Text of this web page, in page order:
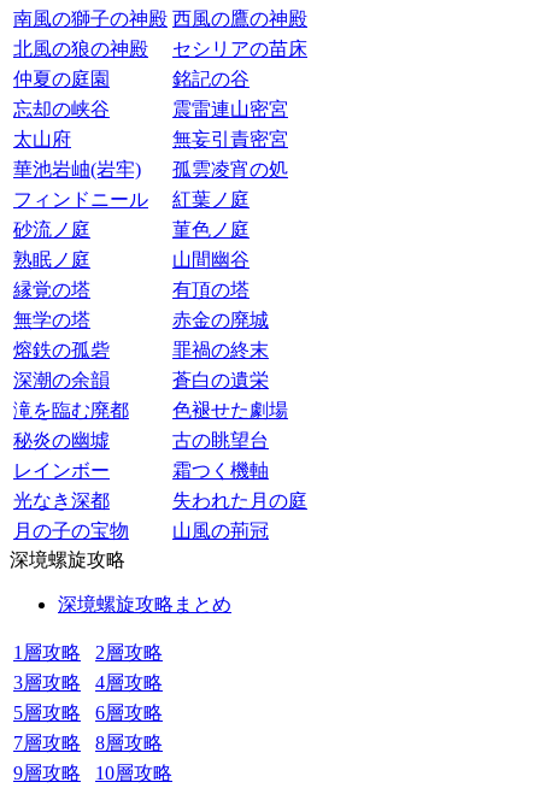
南風の獅子の神殿 西風の鷹の神殿
北風の狼の神殿
セシリアの苗床
仲夏の庭園
銘記の谷
忘却の峡谷
震雷連山密宮
太山府
無妄引責密宮
華池岩岫(岩牢)
孤雲凌宵の処
フィンドニール
紅葉ノ庭
砂流ノ庭
菫色ノ庭
熟眠ノ庭
山間幽谷
縁覚の塔
有頂の塔
無学の塔
赤金の廃城
熔鉄の孤砦
罪禍の終末
深潮の余韻
蒼白の遺栄
滝を臨む廃都
色褪せた劇場
秘炎の幽墟
古の眺望台
レインボー
霜つく機軸
光なき深都
失われた月の庭
月の子の宝物
山風の荊冠
深境螺旋攻略
深境螺旋攻略まとめ
1層攻略
2層攻略
3層攻略
4層攻略
5層攻略
6層攻略
7層攻略
8層攻略
9層攻略
10層攻略